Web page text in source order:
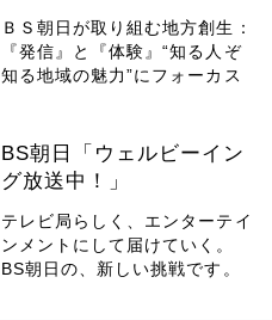
ＢＳ朝日が取り組む地方創生：
『発信』と『体験』“知る人ぞ
知る地域の魅力”にフォーカス
BS朝日「ウェルビーイン
グ放送中！」
テレビ局らしく、エンターテイ
ンメントにして届けていく。
BS朝日の、新しい挑戦です。